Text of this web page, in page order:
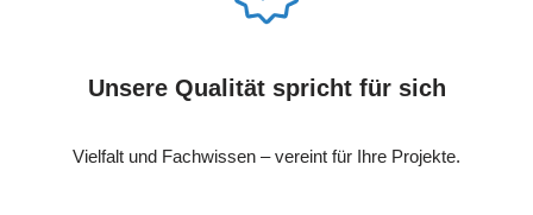
Unsere Qualität spricht für sich
Vielfalt und Fachwissen – vereint für Ihre Projekte.